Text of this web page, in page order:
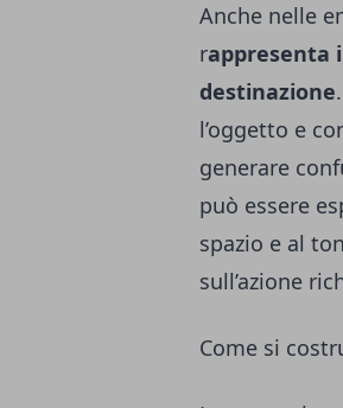
Anche nelle
rappresenta
destinazione
l’oggetto e
generare
può essere
spazio e al
sull’azione
Come si